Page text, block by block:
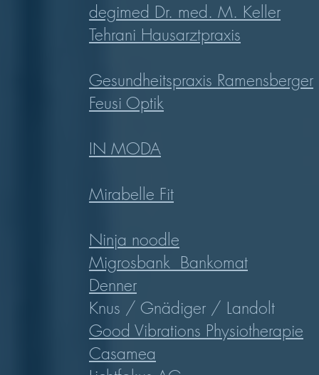
degimed Dr. med. M. Keller
Tehrani Hausarztpraxis
Gesundheitspraxis Ramensberger
Feusi Optik
IN MODA
Mirabelle Fit
Ninja noodle
Migrosbank Bankomat
Denner
​Knus / Gnädiger / Landolt
Good Vibrations Physiotherapie
Casamea